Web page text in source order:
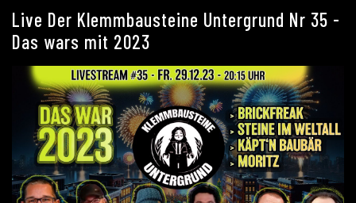
Live Der Klemmbausteine Untergrund Nr 35 -
Das wars mit 2023